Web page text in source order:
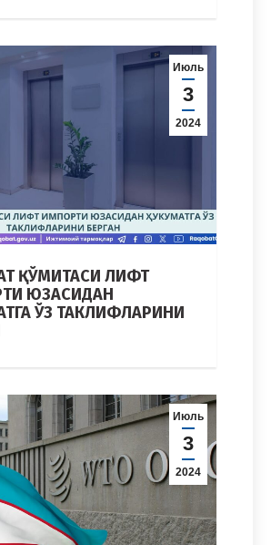
Июль
3
2024
ҚЎМИТАСИ ЛИФТ
ЮЗАСИДАН
ЎЗ ТАКЛИФЛАРИНИ
Июль
3
2024